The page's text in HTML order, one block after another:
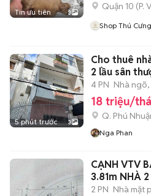
Tin ưu tiên 3
Quận 10 (P.
Shop Thú Cưng
5 phút trước 3
Cho thuê
2 lầu sân
4 PN Nhà ngõ,
18 triệu/
Q. Phú
Nga Phan
CẠNH VTV
3.81m NHÀ
9
2 PN Nhà mặt